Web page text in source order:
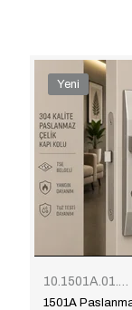
Yeni